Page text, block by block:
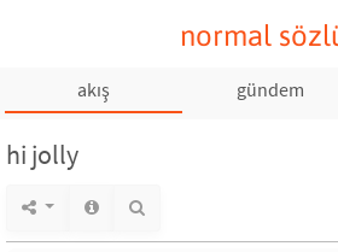
normal
akış gündem
hi jolly